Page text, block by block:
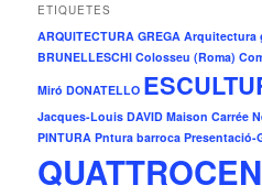
e
g
o
e
s
ETIQUETES
ARQUITECTURA GREGA Arquitectura
BRUNELLESCHI Colosseu (Roma)
Miró DONATELLO
Jacques-Louis DAVID Maison Carrée
PINTURA Pntura barroca Presentació-